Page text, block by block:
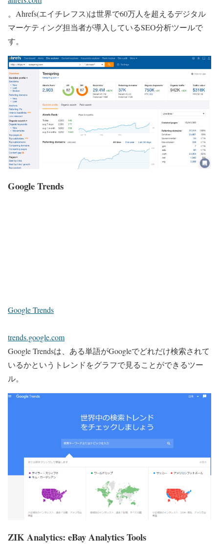
。Ahrefs(エイチレフス)は世界で60万人を超えるデジタル
マーケティング担当者が導入しているSEO分析ツールで
す。
Google Trends
Google Trends
trends.google.com
Google Trendsは、ある単語がGoogleでどれだけ検索されて
いるかというトレンドをグラフで見ることができるツー
ル。
ZIK Analytics: eBay Analytics Tools